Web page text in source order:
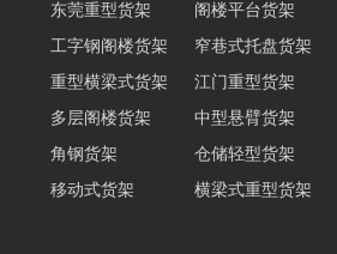
工字钢阁楼货架 窄巷式托盘货架
重型横梁式货架
江门重型货架
多层阁楼货架
中型悬臂货架
角钢货架
仓储轻型货架
移动式货架
横梁式重型货架
深圳阁楼货架
佛山重型货架